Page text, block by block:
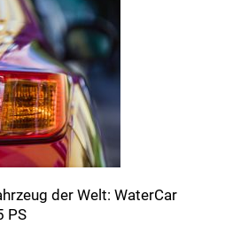
der Welt: WaterCar
PS